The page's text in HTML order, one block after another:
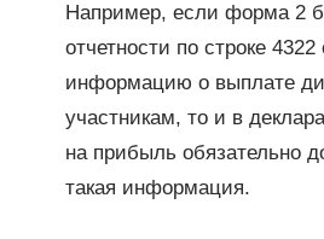
Например, если форма 2
отчетности по строке
информацию о выплате
участникам, то и в
на прибыль обязательно
такая информация.